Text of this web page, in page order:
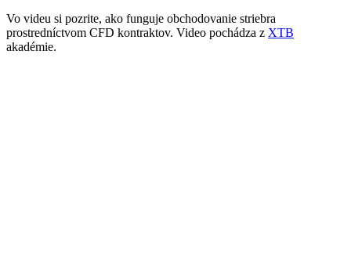
Vo videu si pozrite, ako funguje obchodovanie striebra
prostredníctvom CFD kontraktov. Video pochádza z XTB
akadémie.